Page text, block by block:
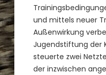
und mittels neuer
Außenwirkung
Jugendstiftung der
steuerte zwei
der inzwischen